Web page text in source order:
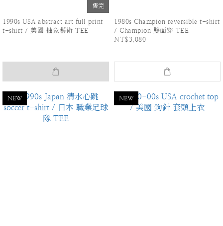
售完
1990s USA abstract art full print
t-shirt / 美國 抽象藝術 TEE
1980s Champion reversible t-shirt
/ Champion 雙面穿 TEE
NT$3,080
NEW NEW